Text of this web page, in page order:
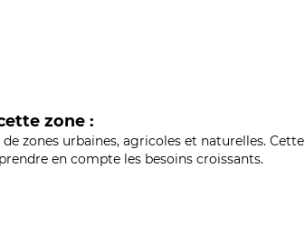
zone :
zones urbaines, agricoles et naturelles. Cette
en compte les besoins croissants.